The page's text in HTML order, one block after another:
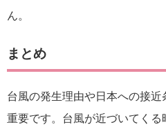
ん。
まとめ
台風の発生理由や日本への接
重要です。台風が近づいてく